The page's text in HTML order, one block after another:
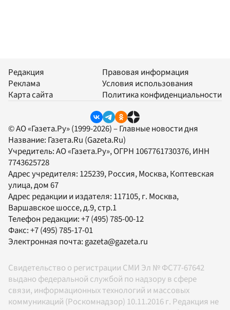
Редакция
Реклама
Карта сайта
Правовая информация
Условия использования
Политика конфиденциальности
© АО «Газета.Ру» (1999-2026) – Главные новости дня
Название: Газета.Ru (Gazeta.Ru)
Учредитель:АО «Газета.Ру», ОГРН 1067761730376, ИНН
7743625728
Адрес учредителя: 125239, Россия, Москва, Коптевская
улица, дом 67
Адрес редакции и издателя: 117105, г. Москва,
Варшавское шоссе, д.9, стр.1
Телефон редакции:+7 (495) 785-00-12
Факс:+7 (495) 785-17-01
Электронная почта:gazeta@gazeta.ru
Свидетельство о регистрации СМИ Эл № ФС77-67642
выдано федеральной службой по надзору в сфере
связи, информационных технологий и массовых
коммуникаций (Роскомнадзор) 10.11.2016 г. Редакция не